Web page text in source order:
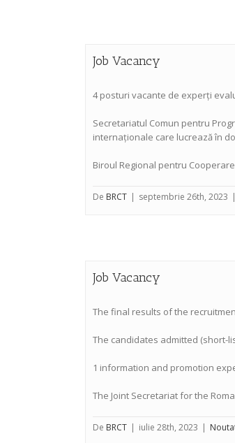
Job Vacancy
4 posturi vacante de experți
Secretariatul Comun pentru
internaționale care lucrează în
Biroul Regional pentru
De BRCT | septembrie 26th, 2023 |
Job Vacancy
The final results of the
The candidates admitted (short-
1 information and promotion
The Joint Secretariat for the
De BRCT | iulie 28th, 2023 |